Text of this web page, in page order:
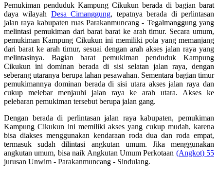
Pemukiman penduduk Kampung Cikukun berada di bagian barat
daya wilayah Desa Cimanggung, tepatnya berada di perlintasan
jalan raya kabupaten ruas Parakanmuncang - Tegalmanggung yang
melintasi pemukiman dari barat barat ke arah timur. Secara umum,
pemukiman Kampung Cikukun ini memiliki pola yang memanjang
dari barat ke arah timur, sesuai dengan arah akses jalan raya yang
melintasinya. Bagian barat pemukiman penduduk Kampung
Cikukun ini dominan berada di sisi selatan jalan raya, dengan
seberang utaranya berupa lahan pesawahan. Sementara bagian timur
pemukimannya dominan berada di sisi utara akses jalan raya dan
cukup melebar menjauhi jalan raya ke arah utara. Akses ke
pelebaran pemukiman tersebut berupa jalan gang.
Dengan berada di perlintasan jalan raya kabupaten, pemukiman
Kampung Cikukun ini memiliki akses yang cukup mudah, karena
bisa diakses menggunakan kendaraan roda dua dan roda empat,
termasuk sudah dilintasi angkutan umum. Jika menggunakan
angkutan umum, bisa naik Angkutan Umum Perkotaan (Angkot) 55
jurusan Unwim - Parakanmuncang - Sindulang.